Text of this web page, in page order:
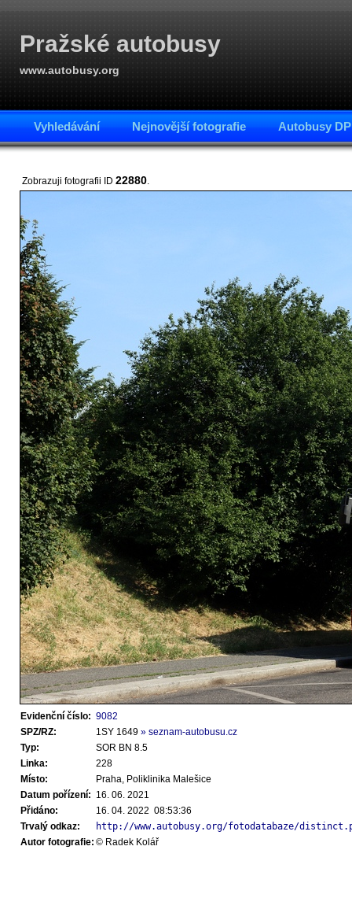
Pražské autobusy
www.autobusy.org
Vyhledávání Nejnovější fotografie Autobusy
Zobrazuji fotografii ID 22880.
Evidenční číslo: 9082
SPZ/RZ:
1SY 1649 » seznam-autobusu.cz
Typ:
SOR BN 8.5
Linka:
228
Místo:
Praha, Poliklinika Malešice
Datum pořízení: 16. 06. 2021
Přidáno:
16. 04. 2022 08:53:36
Trvalý odkaz:
http://www.autobusy.org/fotodatabaze/
Autor fotografie: © Radek Kolář